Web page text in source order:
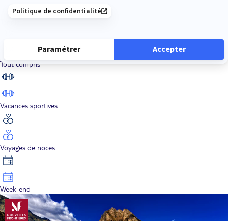
Tout compris
Vacances sportives
Voyages de noces
Week-end